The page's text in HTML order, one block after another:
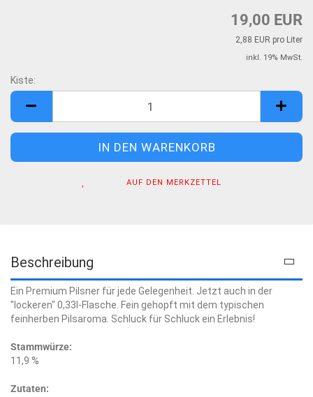
19,00 EUR
2,88 EUR pro Liter
inkl. 19% MwSt.
Kiste:
Kiste
AUF DEN MERKZETTEL
Beschreibung
Ein Premium Pilsner für jede Gelegenheit. Jetzt auch in der
"lockeren" 0,33l-Flasche. Fein gehopft mit dem typischen
feinherben Pilsaroma. Schluck für Schluck ein Erlebnis!
Stammwürze:
11,9 %
Zutaten: